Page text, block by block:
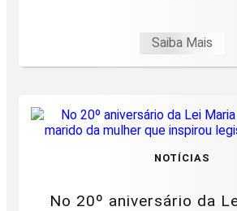
Saiba Mais
NOTÍCIAS
No 20º aniversário da